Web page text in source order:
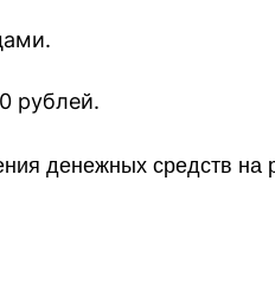
5000
денежных средств